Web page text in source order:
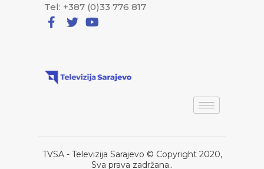
Tel: +387 (0)33 776 817
TVSA - Televizija Sarajevo © Copyright 2020,
Sva prava zadržana..